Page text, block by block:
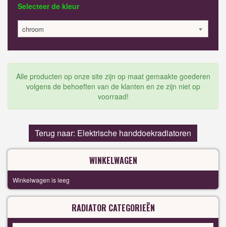
Selecteer de kleur
chroom
Alle producten op onze site zijn op maat gemaakte goederen
volgens de behoeften van de klanten en ze zijn niet op
voorraad!
Terug naar: Elektrische handdoekradiatoren
WINKELWAGEN
Winkelwagen is leeg
RADIATOR CATEGORIEËN